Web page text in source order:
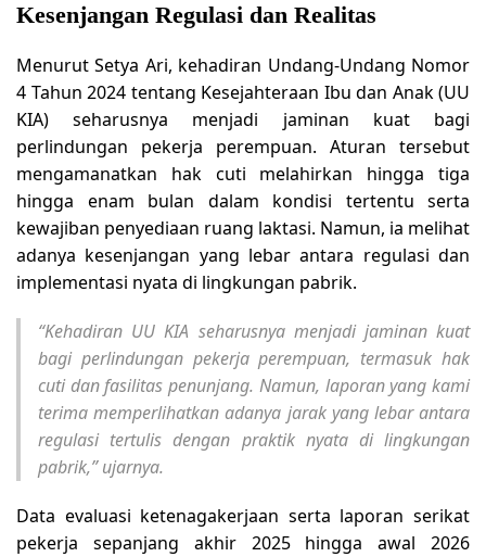
Kesenjangan Regulasi dan Realitas
Menurut Setya Ari, kehadiran Undang-Undang Nomor
4 Tahun 2024 tentang Kesejahteraan Ibu dan Anak (UU
KIA) seharusnya menjadi jaminan kuat bagi
perlindungan pekerja perempuan. Aturan tersebut
mengamanatkan hak cuti melahirkan hingga tiga
hingga enam bulan dalam kondisi tertentu serta
kewajiban penyediaan ruang laktasi. Namun, ia melihat
adanya kesenjangan yang lebar antara regulasi dan
implementasi nyata di lingkungan pabrik.
“Kehadiran UU KIA seharusnya menjadi jaminan kuat
bagi perlindungan pekerja perempuan, termasuk hak
cuti dan fasilitas penunjang. Namun, laporan yang kami
terima memperlihatkan adanya jarak yang lebar antara
regulasi tertulis dengan praktik nyata di lingkungan
pabrik,” ujarnya.
Data evaluasi ketenagakerjaan serta laporan serikat
pekerja sepanjang akhir 2025 hingga awal 2026